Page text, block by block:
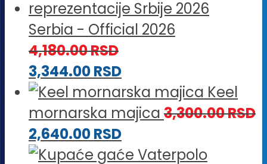
Serbia - Official 2026
4,180.00RSD
3,344.00RSD
Keel
mornarska majica 3,300.00RSD
2,640.00RSD